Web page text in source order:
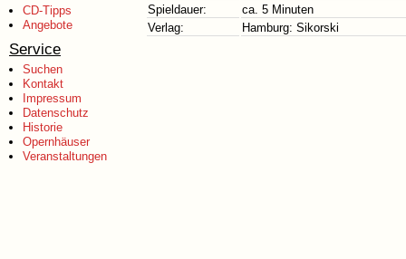
CD-Tipps
Angebote
Service
Suchen
Kontakt
Impressum
Datenschutz
Historie
Opernhäuser
Veranstaltungen
Spieldauer:
ca. 5 Minuten
Verlag:
Hamburg: Sikorski